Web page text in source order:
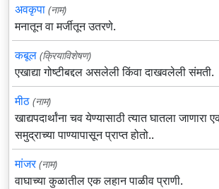
अवकृपा (नाम)
मनातून वा मर्जीतून उतरणे.
कबूल (क्रियाविशेषण)
एखाद्या गोष्टीबद्दल असलेली किंवा दाखवलेली संमती.
मीठ (नाम)
खाद्यपदार्थांना चव येण्यासाठी त्यात घातला जाणारा
समुद्राच्या पाण्यापासून प्राप्त होतो..
मांजर (नाम)
वाघाच्या कुळातील एक लहान पाळीव प्राणी.